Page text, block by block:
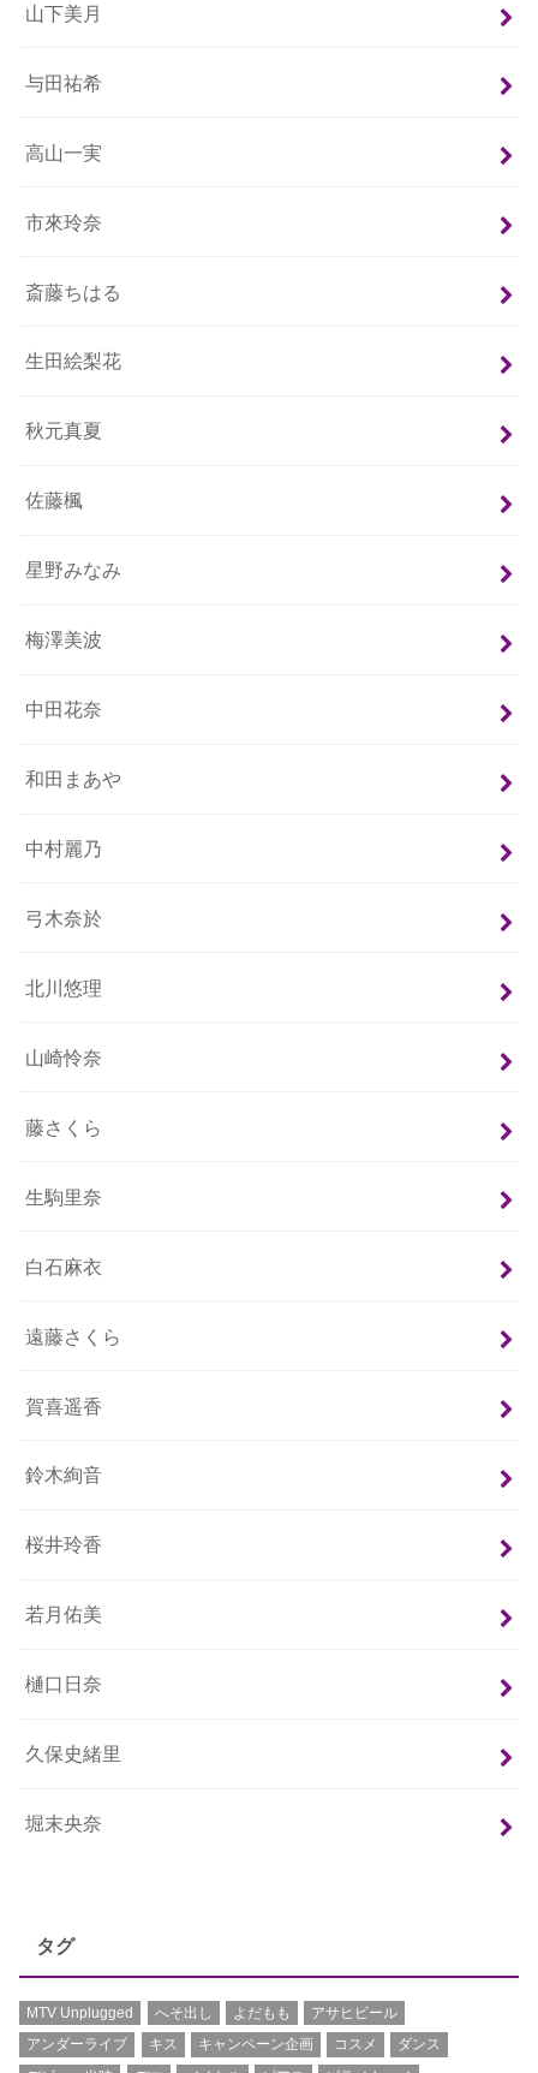
山下美月
与田祐希
高山一実
市來玲奈
斎藤ちはる
生田絵梨花
秋元真夏
佐藤楓
星野みなみ
梅澤美波
中田花奈
和田まあや
中村麗乃
弓木奈於
北川悠理
山崎怜奈
藤さくら
生駒里奈
白石麻衣
遠藤さくら
賀喜遥香
鈴木絢音
桜井玲香
若月佑美
樋口日奈
久保史緒里
堀末央奈
タグ
MTV Unplugged へそ出し よだもも
アサヒビール
アンダーライブ
キス キャンペーン企画 コスメ
ダンス